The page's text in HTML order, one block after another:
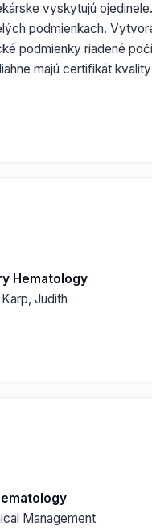
vyskytujú
podmienkach.
podmienky riadené
majú certifikát
Hematology
Judith
Management